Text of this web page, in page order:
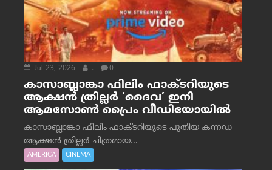
Jul 23, 2026 . 0
കാസാബ്ലാങ്കാ ഫിലിം ഫാക്ടറിയുടെ
ആക്ഷൻ ത്രില്ലർ ‘ദൈവ’ ഇനി
ആമസോൺ പ്രൈം വീഡിയോയിൽ
കാസാബ്ലാങ്കാ ഫിലിം ഫാക്ടറിയുടെ പുതിയ കന്നഡ
ആക്ഷൻ ത്രില്ലർ ചിത്രമായ...
AMERICA CINEMA